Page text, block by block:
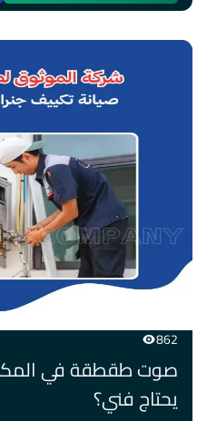
862
صوت طقطقة في
يحتاج فني؟